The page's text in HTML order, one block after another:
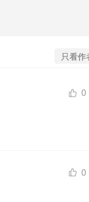
只看作
0
0